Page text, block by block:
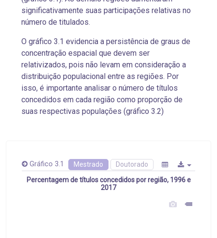
significativamente suas participações relativas no
número de titulados.
O gráfico 3.1 evidencia a persistência de graus de
concentração espacial que devem ser
relativizados, pois não levam em consideração a
distribuição populacional entre as regiões. Por
isso, é importante analisar o número de títulos
concedidos em cada região como proporção de
suas respectivas populações (gráfico 3.2)
Gráfico 3.1 Mestrado Doutorado
Percentagem de títulos concedidos por região, 1996 e
2017